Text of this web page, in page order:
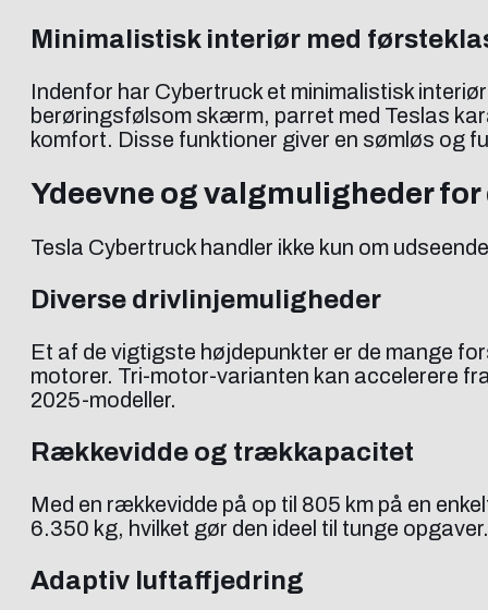
Minimalistisk interiør med
Indenfor har Cybertruck et minimalistisk
berøringsfølsom skærm, parret med Teslas
komfort. Disse funktioner giver en sømløs og
Ydeevne og valgmuligheder
Tesla Cybertruck handler ikke kun om
Diverse drivlinjemuligheder
Et af de vigtigste højdepunkter er de mange
motorer. Tri-motor-varianten kan accelerere
2025-modeller.
Rækkevidde og trækkapacitet
Med en rækkevidde på op til 805 km på en
6.350 kg, hvilket gør den ideel til tunge opgaver.
Adaptiv luftaffjedring